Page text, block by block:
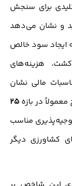
برای سنجش
و نشان می‌دهد
ایجاد سود خالص
هزینه‌های
مالی نشان
در بازه ۲۵
مناسب
کشاورزی دیگر